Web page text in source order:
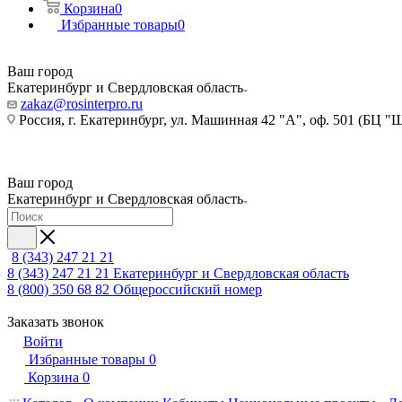
Корзина0
Избранные товары0
Ваш город
Екатеринбург и Свердловская область
zakaz@rosinterpro.ru
Россия, г. Екатеринбург, ул. Машинная 42 "А", оф. 501 (БЦ
Ваш город
Екатеринбург и Свердловская область
8 (343) 247 21 21
8 (343) 247 21 21 Екатеринбург и Свердловская область
8 (800) 350 68 82 Общероссийский номер
Заказать звонок
Войти
Избранные товары 0
Корзина 0